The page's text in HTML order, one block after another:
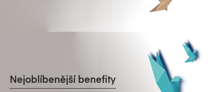
Nejoblíbenější benefity